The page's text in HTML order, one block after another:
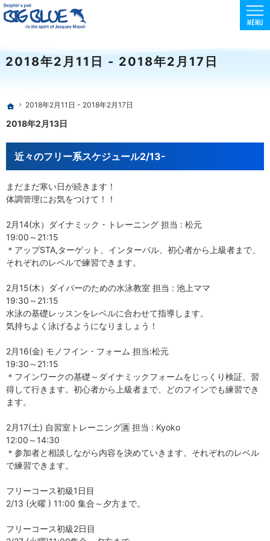
2018年2月11日 - 2018年2月17日
東京でスクーバダイビング・フリーダイビング・スキンダイビングを安全に楽しめる環境
初心者向けコースも充実！フリー・スキンダイビングはBIG BLUE
ホーム
2018年2月11日 - 2018年2月17日
2018年2月13日
近々のフリー系スケジュール2/13-
まだまだ寒い日が続きます！
体調管理にお気をつけて！！
2月14(水）ダイナミック・トレーニング 担当 : 松元
19:00～21:15
＊アップSTA,ターゲット、インターバル、初心者から上級者まで、
それぞれのレベルで練習できます。
2月15(木）ダイバーのための水泳教室 担当 : 池上ママ
19:30～21:15
水泳の基礎レッスンをレベルに合わせて指導します。
気持ちよく泳げるようになりましょう！
2月16(金) モノフイン・フォーム 担当:松元
19:30～21:15
＊フインワークの基礎～ダイナミックフォームをじっくり検証、習
得して行きます。初心者から上級者まで、どのフインでも練習でき
ます。
2月17(土) 自習室トレーニング🈵 担当 : Kyoko
12:00～14:30
＊参加者と相談しながら内容を決めていきます。それぞれのレベル
で練習できます。
フリーコース初級1日目
2/13 (火曜 ) 11:00 集合～夕方まで。
フリーコース初級2日目